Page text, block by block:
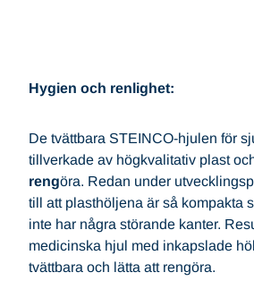
Hygien och renlighet:
De tvättbara STEINCO-hjulen för
tillverkade av högkvalitativ plast
rengöra. Redan under
till att plasthöljena är så kompakta
inte har några störande kanter.
medicinska hjul med inkapslade
tvättbara och lätta att rengöra.